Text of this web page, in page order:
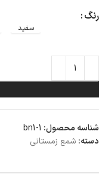
رنگ
شناسه محصول: bn1-1
دسته: شمع زمستانی